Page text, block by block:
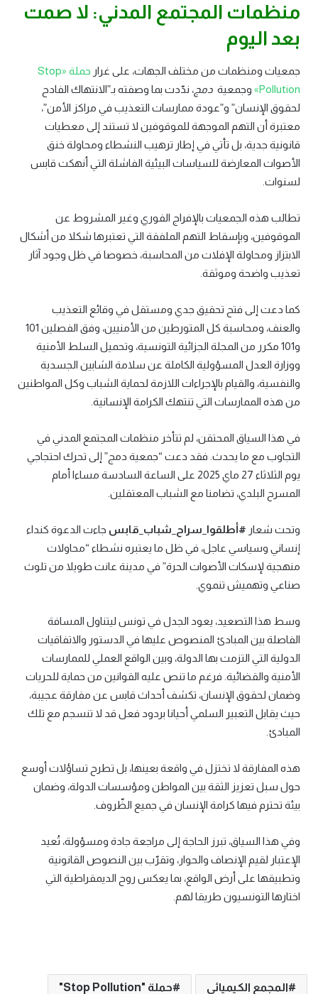
منظمات المجتمع المدني: لا صمت
بعد اليوم
جمعيات ومنظمات من مختلف الجهات، على غرار
حملة «Stop
Pollution»
وجمعية دمج ، ندّدت بما وصفته بـ”الانتهاك الفادح
لحقوق الإنسان” و”عودة ممارسات التعذيب في مراكز الأمن”،
معتبرة أن التهم الموجهة للموقوفين لا تستند إلى معطيات
قانونية جدية، بل تأتي في إطار ترهيب النشطاء ومحاولة خنق
الأصوات المعارضة للسياسات البيئية الفاشلة التي أنهكت قابس
لسنوات.
تطالب هذه الجمعيات بالإفراج الفوري وغير المشروط عن
الموقوفين، وبإسقاط التهم الملفقة التي تعتبرها شكلا من أشكال
الابتزاز ومحاولة الإفلات من المحاسبة، خصوصا في ظل وجود آثار
تعذيب واضحة وموثقة.
كما دعت إلى فتح تحقيق جدي ومستقل في وقائع التعذيب
والعنف، ومحاسبة كل المتورطين من الأمنيين، وفق الفصلين 101
و101 مكرر من المجلة الجزائية التونسية، وتحميل السلط الأمنية
ووزارة العدل المسؤولية الكاملة عن سلامة الشابين الجسدية
والنفسية، والقيام بالإجراءات اللازمة لحماية الشباب وكل المواطنين
من هذه الممارسات التي تنتهك الكرامة الإنسانية.
في هذا السياق المحتقن، لم تتأخر منظمات المجتمع المدني في
التجاوب مع ما يحدث. فقد دعت “جمعية دمج” إلى تحرك احتجاجي
يوم الثلاثاء 27 ماي 2025 على الساعة السادسة مساءا أمام
المسرح البلدي، تضامنا مع الشباب المعتقلين.
وتحت شعار #أطلقوا_سراح_شباب_قابس جاءت الدعوة كنداء
إنساني وسياسي عاجل، في ظل ما يعتبره نشطاء “محاولات
منهجية لإسكات الأصوات الحرة” في مدينة عانت طويلا من تلوث
صناعي وتهميش تنموي.
وسط هذا التصعيد، يعود الجدل في تونس ليتناول المسافة
الفاصلة بين المبادئ المنصوص عليها في الدستور والاتفاقيات
الدولية التي التزمت بها الدولة، وبين الواقع العملي للممارسات
الأمنية والقضائية. فرغم ما تنص عليه القوانين من حماية للحريات
وضمان لحقوق الإنسان، تكشف أحداث قابس عن مفارقة عجيبة،
حيث يقابل التعبير السلمي أحيانا بردود فعل قد لا تنسجم مع تلك
المبادئ.
هذه المفارقة لا تختزل في واقعة بعينها، بل تطرح تساؤلات أوسع
حول سبل تعزيز الثقة بين المواطن ومؤسسات الدولة، وضمان
بيئة تحترم فيها كرامة الإنسان في جميع الظّروف.
وفي هذا السياق، تبرز الحاجة إلى مراجعة جادة ومسؤولة، تُعيد
الإعتبار لقيم الإنصاف والحوار، وتقرّب بين النصوص القانونية
وتطبيقها على أرض الواقع، بما يعكس روح الديمقراطية التي
اختارها التونسيون طريقا لهم.
المجمع الكيميائي حملة "Stop Pollution"